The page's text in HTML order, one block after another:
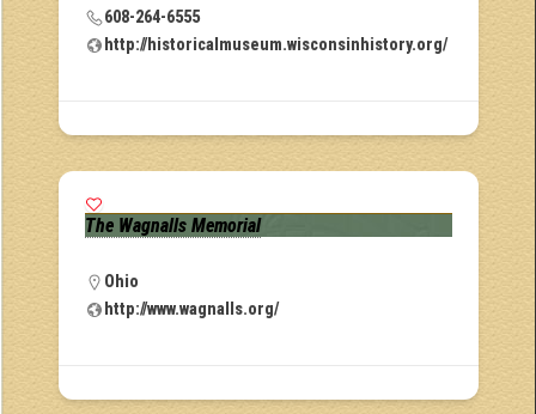
608-264-6555
http://historicalmuseum.wisconsinhistory.org/
The Wagnalls Memorial
Ohio
http://www.wagnalls.org/